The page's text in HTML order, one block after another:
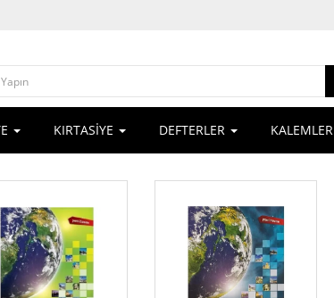
KIRTASİYE DEFTERLER KALEMLER